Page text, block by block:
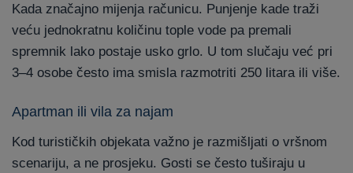
Kada značajno mijenja računicu. Punjenje kade traži
veću jednokratnu količinu tople vode pa premali
spremnik lako postaje usko grlo. U tom slučaju već pri
3–4 osobe često ima smisla razmotriti 250 litara ili više.
Apartman ili vila za najam
Kod turističkih objekata važno je razmišljati o vršnom
scenariju, a ne prosjeku. Gosti se često tuširaju u